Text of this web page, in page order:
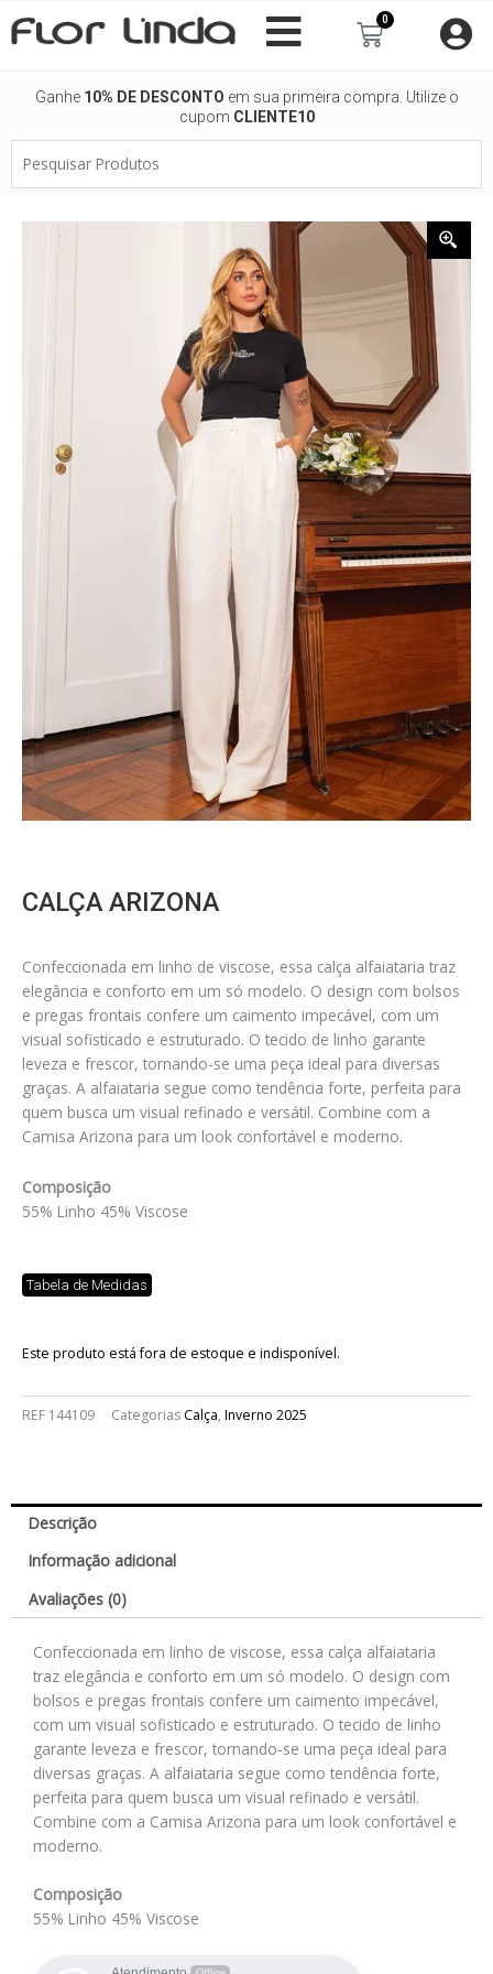
para
0
Carrinho
Ganhe 10% DE DESCONTO em sua primeira compra. Utilize o
cupom CLIENTE10
Produtos
CALÇA ARIZONA
Confeccionada em linho de viscose, essa calça alfaiataria traz
elegância e conforto em um só modelo. O design com bolsos
e pregas frontais confere um caimento impecável, com um
visual sofisticado e estruturado. O tecido de linho garante
leveza e frescor, tornando-se uma peça ideal para diversas
graças. A alfaiataria segue como tendência forte, perfeita para
quem busca um visual refinado e versátil. Combine com a
Camisa Arizona para um look confortável e moderno.
Composição
55% Linho 45% Viscose
Tabela de Medidas
Este produto está fora de estoque e indisponível.
REF 144109 Categorias Calça, Inverno 2025
Descrição
Informação adicional
Avaliações (0)
Confeccionada em linho de viscose, essa calça alfaiataria
traz elegância e conforto em um só modelo. O design com
bolsos e pregas frontais confere um caimento impecável,
com um visual sofisticado e estruturado. O tecido de linho
garante leveza e frescor, tornando-se uma peça ideal para
diversas graças. A alfaiataria segue como tendência forte,
perfeita para quem busca um visual refinado e versátil.
Combine com a Camisa Arizona para um look confortável e
moderno.
Composição
55% Linho 45% Viscose